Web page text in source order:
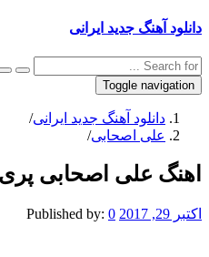
جدید ایرانی
Toggle
آهنگ جدید ایرانی/
اصحابی /
اصحابی پری
Published by:0